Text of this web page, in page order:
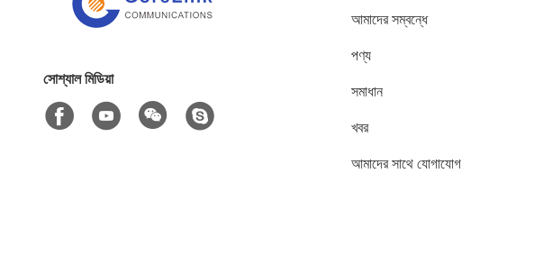
সোশ্যাল মিডিয়া
আমাদের সম্বন্ধে
পণ্য
সমাধান
খবর
আমাদের সাথে যোগাযোগ